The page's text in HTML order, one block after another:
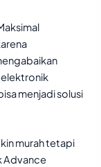
elektronik
menjadi solusi
murah tetapi
Advance